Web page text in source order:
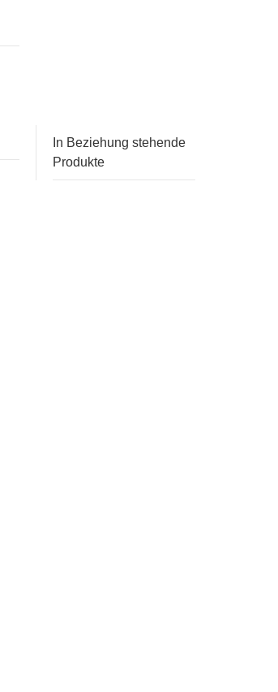
In Beziehung stehende
Produkte